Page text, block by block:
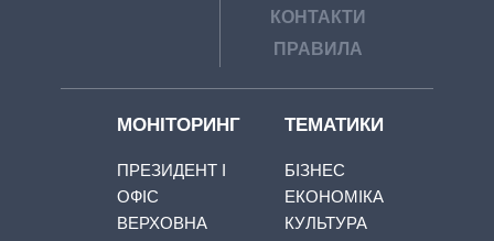
КОНТАКТИ
ПРАВИЛА
МОНІТОРИНГ
ПРЕЗИДЕНТ І
ОФІС
ВЕРХОВНА
ТЕМАТИКИ
БІЗНЕС
ЕКОНОМІКА
КУЛЬТУРА